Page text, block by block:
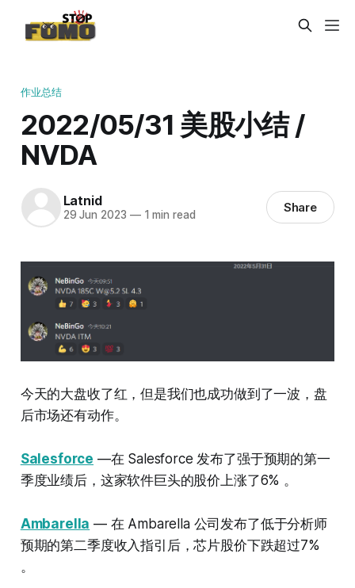
作业总结
2022/05/31 美股小结 /
NVDA
Latnid
29 Jun 2023 —1 min read Share
今天的大盘收了红，但是我们也成功做到了一波，盘
后市场还有动作。
Salesforce —在 Salesforce 发布了强于预期的第一
季度业绩后，这家软件巨头的股价上涨了6% 。
Ambarella — 在 Ambarella 公司发布了低于分析师
预期的第二季度收入指引后，芯片股价下跌超过7%
。